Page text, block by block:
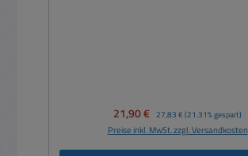
Verkaufspreis:
21,90 € Regulärer Preis:
27,83 € (21.31% gespart)
Preise inkl. MwSt. zzgl. Versandkosten